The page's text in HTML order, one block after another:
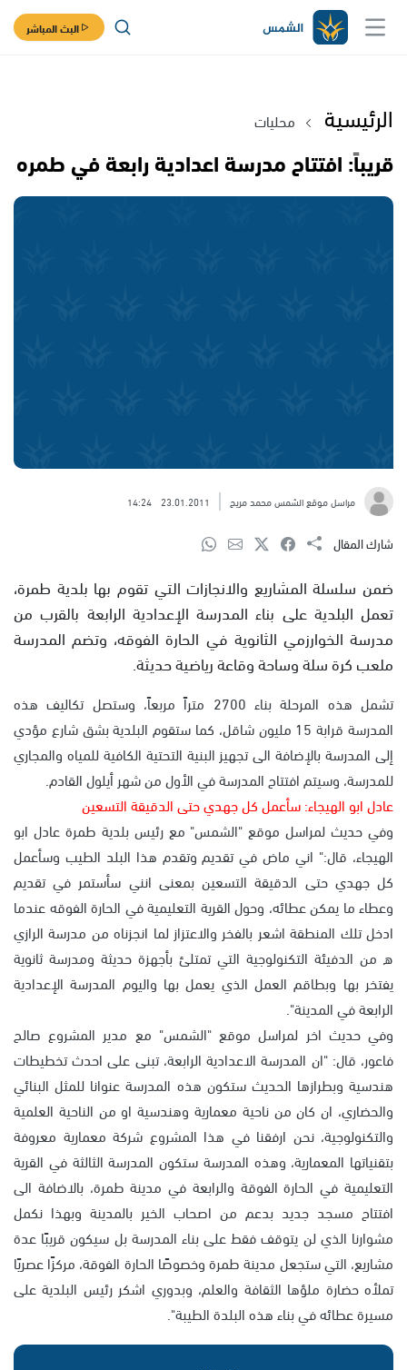
البث المباشر
الرئيسية محليات
قريباً: افتتاح مدرسة اعدادية رابعة في طمره
مراسل موقع الشمس محمد مريح 23.01.2011
14:24
شارك المقال
ضمن سلسلة المشاريع والانجازات التي تقوم بها بلدية طمرة،
تعمل البلدية على بناء المدرسة الإعدادية الرابعة بالقرب من
مدرسة الخوارزمي الثانوية في الحارة الفوقه، وتضم المدرسة
ملعب كرة سلة وساحة وقاعة رياضية حديثة.
تشمل هذه المرحلة بناء 2700 متراً مربعاً، وستصل تكاليف هذه
المدرسة قرابة 15 مليون شاقل، كما ستقوم البلدية بشق شارع مؤدي
إلى المدرسة بالإضافة الى تجهيز البنية التحتية الكافية للمياه والمجاري
للمدرسة، وسيتم افتتاح المدرسة في الأول من شهر أيلول القادم.
عادل ابو الهيجاء: سأعمل كل جهدي حتى الدقيقة التسعين
وفي حديث لمراسل موقع "الشمس" مع رئيس بلدية طمرة عادل ابو
الهيجاء، قال:" اني ماض في تقديم وتقدم هذا البلد الطيب وسأعمل
كل جهدي حتى الدقيقة التسعين بمعنى انني سأستمر في تقديم
وعطاء ما يمكن عطائه، وحول القرية التعليمية في الحارة الفوقه عندما
ادخل تلك المنطقة اشعر بالفخر والاعتزاز لما انجزناه من مدرسة الرازي
ه من الدفيئة التكنولوجية التي تمتلئ بأجهزة حديثة ومدرسة ثانوية
يفتخر بها وبطاقم العمل الذي يعمل بها واليوم المدرسة الإعدادية
الرابعة في المدينة".
وفي حديث اخر لمراسل موقع "الشمس" مع مدير المشروع صالح
فاعور، قال: "ان المدرسة الاعدادية الرابعة، تبنى على احدث تخطيطات
هندسية وبطرازها الحديث ستكون هذه المدرسة عنوانا للمثل البنائي
والحضاري، ان كان من ناحية معمارية وهندسية او من الناحية العلمية
والتكنولوجية، نحن ارفقنا في هذا المشروع شركة معمارية معروفة
بتقنياتها المعمارية، وهذه المدرسة ستكون المدرسة الثالثة في القرية
التعليمية في الحارة الفوقة والرابعة في مدينة طمرة، بالاضافة الى
افتتاح مسجد جديد بدعم من اصحاب الخير بالمدينة وبهذا نكمل
مشوارنا الذي لن يتوقف فقط على بناء المدرسة بل سيكون قريبًا عدة
مشاريع، التي ستجعل مدينة طمرة وخصوصًا الحارة الفوقة، مركزًا عصريًا
تملأه حضارة ملؤها الثقافة والعلم، وبدوري اشكر رئيس البلدية على
مسيرة عطائه في بناء هذه البلدة الطيبة".